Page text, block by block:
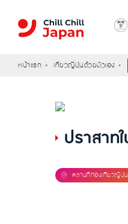
หน้าแรก เที่ยวญี่ปุ่นด้วยตัวเอง
ปราสา